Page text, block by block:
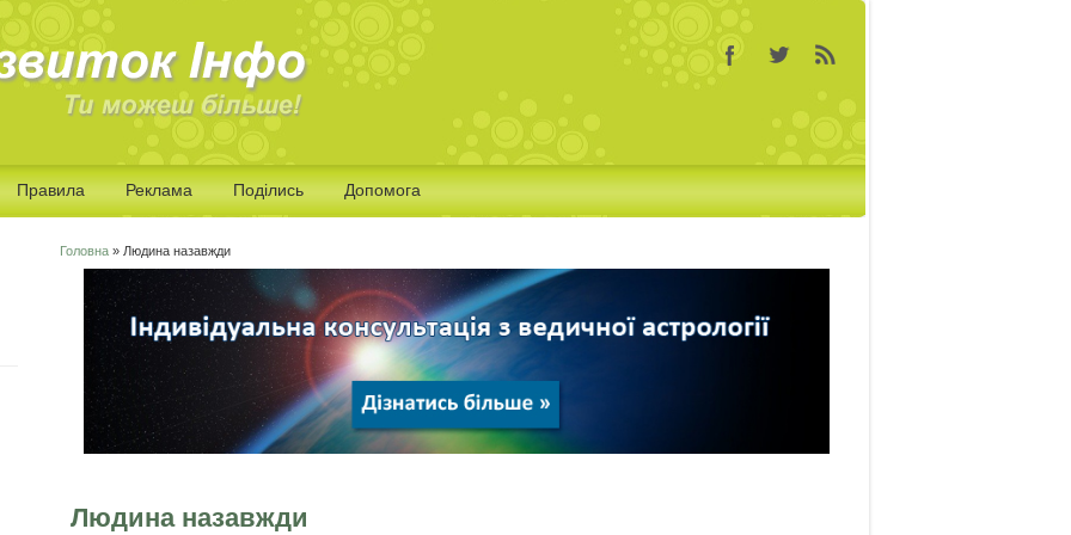
Правила Реклама Поділись Допомога
Ви є тут
Головна» Людина назавжди
Людина назавжди